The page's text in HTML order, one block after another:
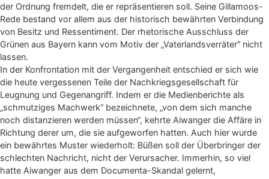
der Ordnung fremdelt, die er repräsentieren soll. Seine Gillamoos-
Rede bestand vor allem aus der historisch bewährten Verbindung
von Besitz und Ressentiment. Der rhetorische Ausschluss der
Grünen aus Bayern kann vom Motiv der „Vaterlandsverräter“ nicht
lassen.
In der Konfrontation mit der Vergangenheit entschied er sich wie
die heute vergessenen Teile der Nachkriegsgesellschaft für
Leugnung und Gegenangriff. Indem er die Medienberichte als
„schmutziges Machwerk“ bezeichnete, „von dem sich manche
noch distanzieren werden müssen“, kehrte Aiwanger die Affäre in
Richtung derer um, die sie aufgeworfen hatten. Auch hier wurde
ein bewährtes Muster wiederholt: Büßen soll der Überbringer der
schlechten Nachricht, nicht der Verursacher. Immerhin, so viel
hatte Aiwanger aus dem Documenta-Skandal gelernt,